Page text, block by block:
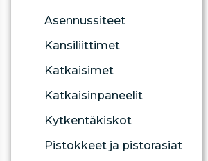
Asennussiteet
Kansiliittimet
Katkaisimet
Katkaisinpaneelit
Kytkentäkiskot
Pistokkeet ja pistorasiat